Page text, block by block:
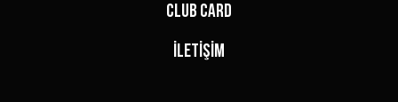
CLUB CARD
İLETİŞİM